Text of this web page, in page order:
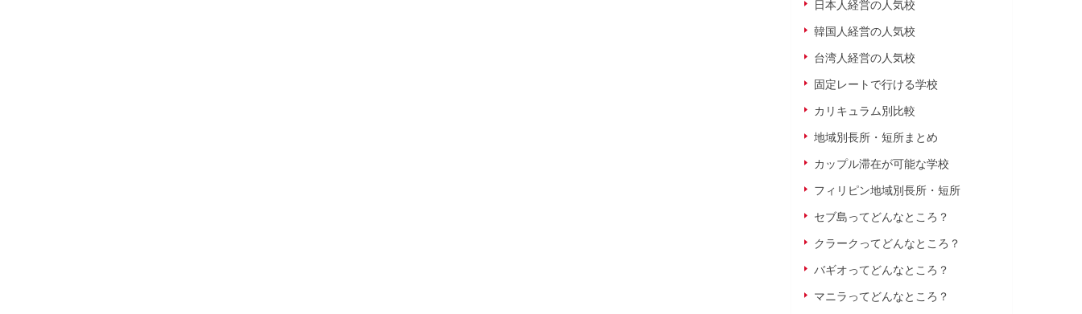
日本人経営の人気校
韓国人経営の人気校
台湾人経営の人気校
固定レートで行ける学校
カリキュラム別比較
地域別長所・短所まとめ
カップル滞在が可能な学校
フィリピン地域別長所・短所
セブ島ってどんなところ？
クラークってどんなところ？
バギオってどんなところ？
マニラってどんなところ？